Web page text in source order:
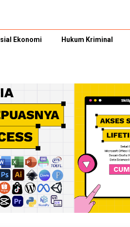
Ekonomi Hukum Kriminal